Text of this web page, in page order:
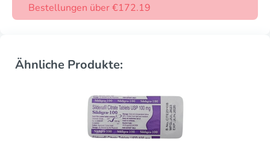
Bestellungen über €172.19
Ähnliche Produkte: